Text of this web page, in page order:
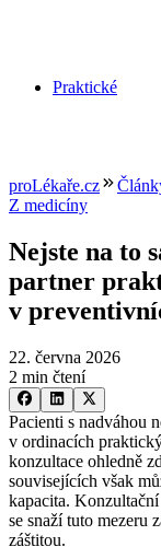
Praktické
proLékaře.cz
Z medicíny
Nejste na to
partner
v
22. června 2026
2 min čtení
Pacienti s nadváhou
v ordinacích
konzultace ohledně
souvisejících však
kapacita.
se snaží tuto mezeru
záštitou.